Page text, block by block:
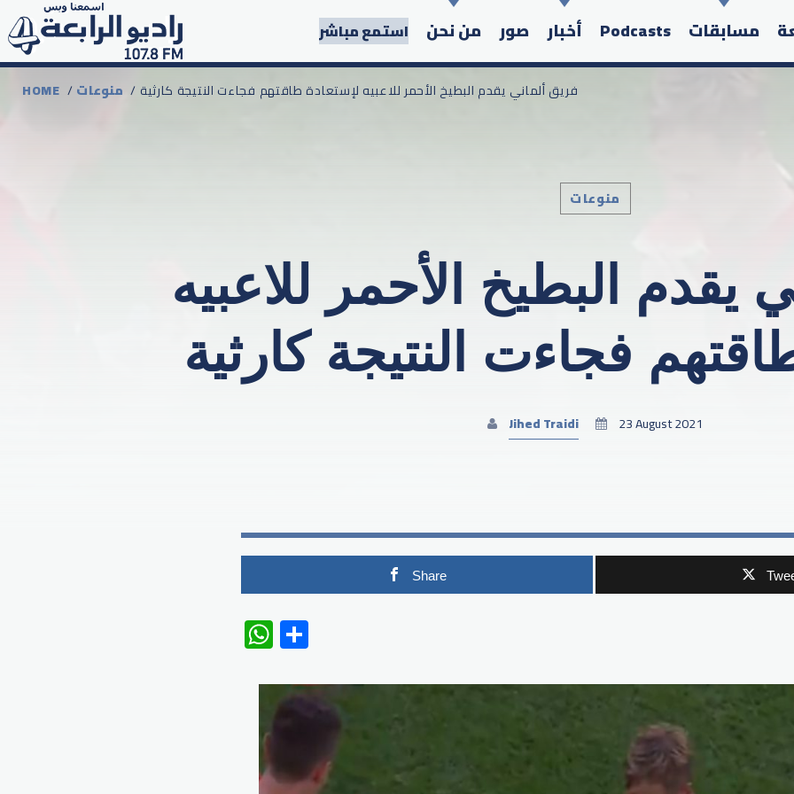
مسابقات Podcasts أخبار صور من نحن استمع مباشر
Search in the website:
HOME /منوعات / فريق ألماني يقدم البطيخ الأحمر للاعبيه لإستعادة طاقتهم فجاءت النتيجة كارثية
منوعات
يقدم البطيخ الأحمر للاعبيه
فجاءت النتيجة كارثية
Jihed Traidi 23 August 2021
Share
WhatsApp